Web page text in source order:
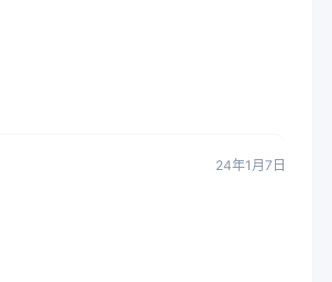
24年1月7日